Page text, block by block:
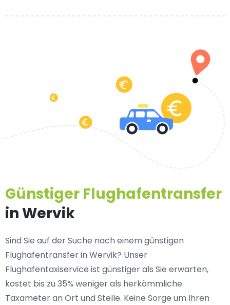
Günstiger Flughafentransfer
in Wervik
Sind Sie auf der Suche nach einem günstigen
Flughafentransfer in Wervik? Unser
Flughafentaxiservice ist günstiger als Sie erwarten,
kostet bis zu 35% weniger als herkömmliche
Taxameter an Ort und Stelle. Keine Sorge um Ihren